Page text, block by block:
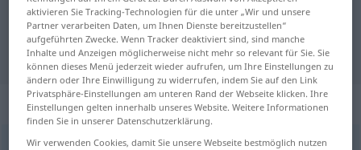
"unfrock"
"unfrock" Deutsch Übersetzung
„unfrock“: transitive verb
unfrockv/t
aktivieren Sie Tracking-Technologien für die unter „Wir und unsere
Partner verarbeiten Daten, um Ihnen Dienste bereitzustellen“
aufgeführten Zwecke. Wenn Tracker deaktiviert sind, sind manche
Inhalte und Anzeigen möglicherweise nicht mehr so relevant für Sie. Sie
können dieses Menü jederzeit wieder aufrufen, um Ihre Einstellungen zu
ändern oder Ihre Einwilligung zu widerrufen, indem Sie auf den Link
Privatsphäre-Einstellungen am unteren Rand der Webseite klicken. Ihre
Einstellungen gelten innerhalb unseres Website. Weitere Informationen
finden Sie in unserer Datenschutzerklärung.
Wir verwenden Cookies, damit Sie unsere Webseite bestmöglich nutzen